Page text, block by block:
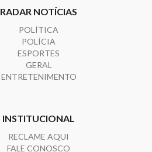
RADAR NOTÍCIAS
POLÍTICA
POLÍCIA
ESPORTES
GERAL
ENTRETENIMENTO
INSTITUCIONAL
RECLAME AQUI
FALE CONOSCO